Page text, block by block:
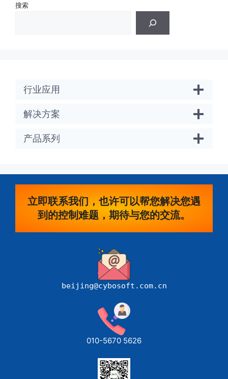
搜索
行业应用
解决方案
产品系列
立即联系我们，也许可以帮您解决您遇
到的控制难题，期待与您的交流。
beijing@cybosoft.com.cn
010-5670 5626